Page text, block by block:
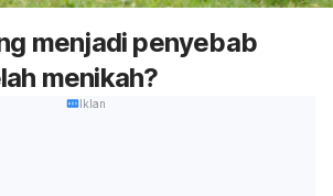
menjadi penyebab
menikah?
Iklan